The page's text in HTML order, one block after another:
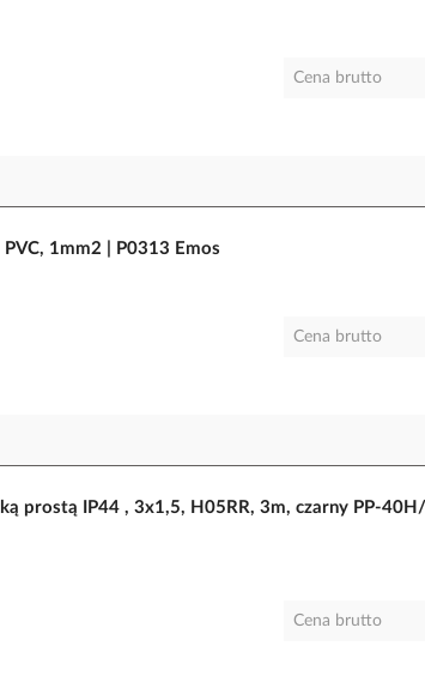
Cena brutto
PVC, 1mm2 | P0313 Emos
Cena brutto
prostą IP44 , 3x1,5, H05RR, 3m, czarny PP-
Cena brutto